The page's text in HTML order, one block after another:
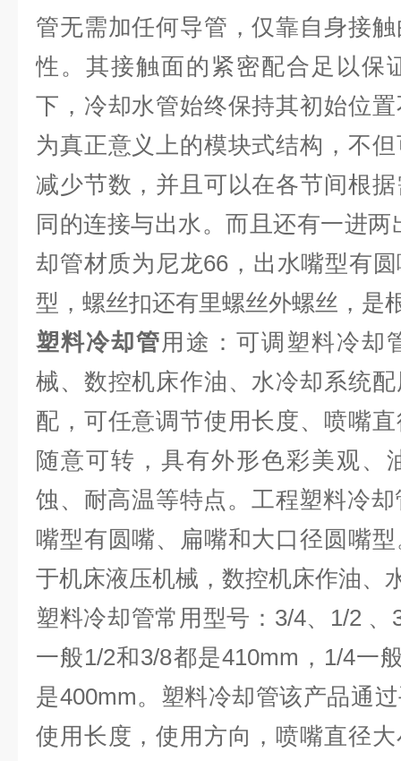
管无需加任何导管，仅靠自身接
性。其接触面的紧密配合足以保
下，冷却水管始终保持其初始位
为真正意义上的模块式结构，不
减少节数，并且可以在各节间根
同的连接与出水。而且还有一进
却管材质为尼龙66，出水嘴型有
型，螺丝扣还有里螺丝外螺丝，是
塑料冷却管用途：可调塑料冷却
械、数控机床作油、水冷却系统
配，可任意调节使用长度、喷嘴
随意可转，具有外形色彩美观、
蚀、耐高温等特点。工程塑料冷
嘴型有圆嘴、扁嘴和大口径圆嘴
于机床液压机械，数控机床作油、
塑料冷却管常用型号：3/4、1/2
一般1/2和3/8都是410mm，1/4一
是400mm。塑料冷却管该产品通
使用长度，使用方向，喷嘴直径